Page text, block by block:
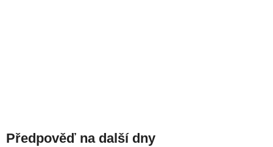
Předpověď na další dny